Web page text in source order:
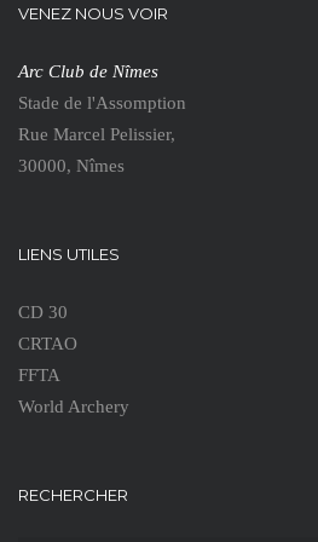
VENEZ NOUS VOIR
Arc Club de Nîmes
Stade de l'Assomption
Rue Marcel Pelissier,
30000, Nîmes
LIENS UTILES
CD 30
CRTAO
FFTA
World Archery
RECHERCHER